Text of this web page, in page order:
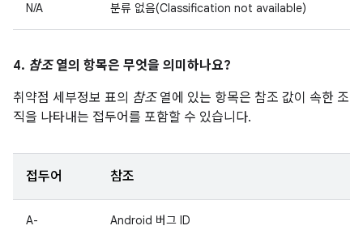
N/A 분류 없음(Classification not available)
4. 참조열의 항목은 무엇을 의미하나요?
취약점 세부정보 표의 참조열에 있는 항목은 참조 값이 속한 조
직을 나타내는 접두어를 포함할 수 있습니다.
접두어 참조
A- Android 버그 ID